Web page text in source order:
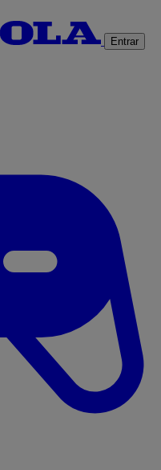
Entrar